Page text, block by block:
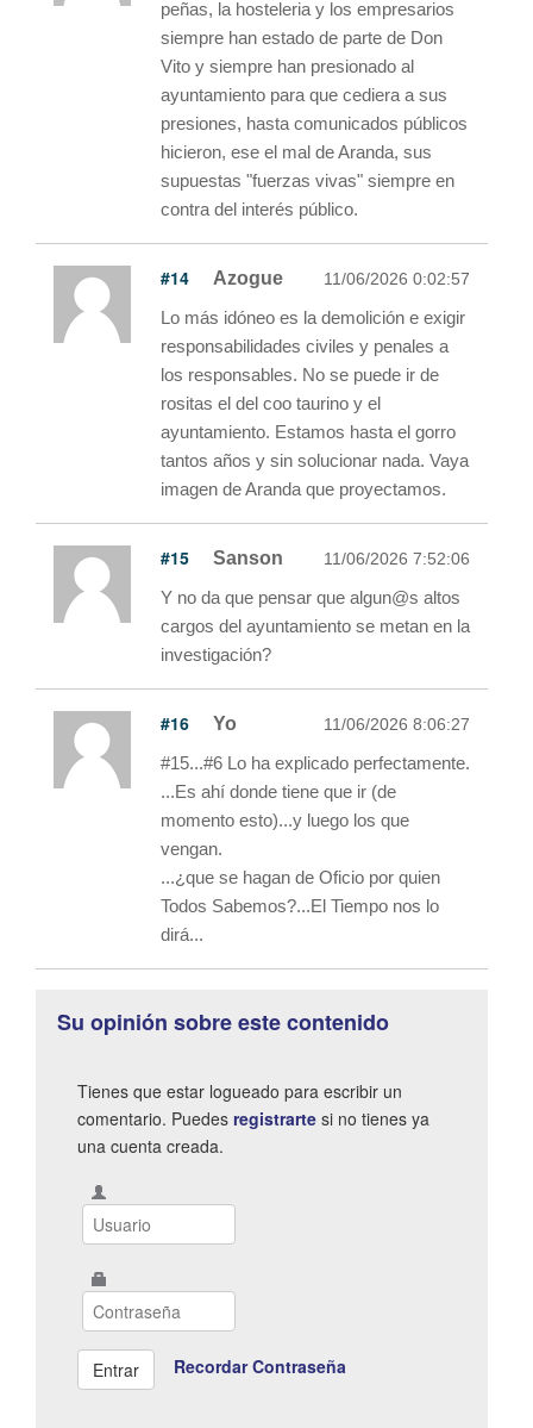
peñas, la hosteleria y los empresarios
siempre han estado de parte de Don
Vito y siempre han presionado al
ayuntamiento para que cediera a sus
presiones, hasta comunicados públicos
hicieron, ese el mal de Aranda, sus
supuestas "fuerzas vivas" siempre en
contra del interés público.
#14 Azogue 11/06/2026 0:02:57
Lo más idóneo es la demolición e exigir
responsabilidades civiles y penales a
los responsables. No se puede ir de
rositas el del coo taurino y el
ayuntamiento. Estamos hasta el gorro
tantos años y sin solucionar nada. Vaya
imagen de Aranda que proyectamos.
#15 Sanson 11/06/2026 7:52:06
Y no da que pensar que algun@s altos
cargos del ayuntamiento se metan en la
investigación?
#16 Yo 11/06/2026 8:06:27
#15...#6 Lo ha explicado perfectamente.
...Es ahí donde tiene que ir (de
momento esto)...y luego los que
vengan.
...¿que se hagan de Oficio por quien
Todos Sabemos?...El Tiempo nos lo
dirá...
Su opinión sobre este contenido
Tienes que estar logueado para escribir un
comentario. Puedes registrarte si no tienes ya
una cuenta creada.
Recordar Contraseña